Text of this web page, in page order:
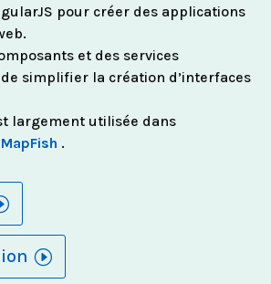
pour créer des applications
et des services
simplifier la création d’interfaces
largement utilisée dans
.